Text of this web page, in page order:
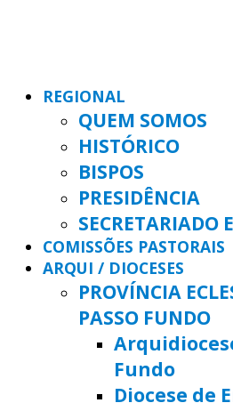
REGIONAL
QUEM SOMOS
HISTÓRICO
BISPOS
PRESIDÊNCIA
SECRETARIADO
COMISSÕES PASTORAIS
ARQUI / DIOCESES
PROVÍNCIA
PASSO FUNDO
Fundo
Diocese de